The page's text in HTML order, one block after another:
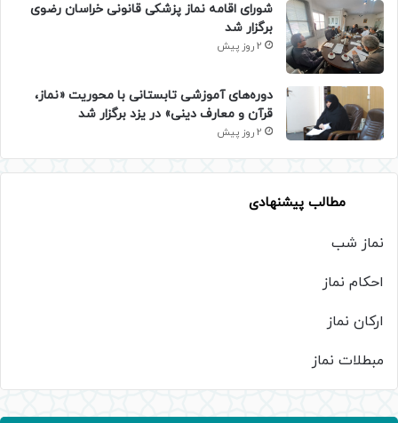
شورای اقامه نماز پزشکی قانونی خراسان رضوی
برگزار شد
2 روز پیش
دوره‌های آموزشی تابستانی با محوریت «نماز،
قرآن و معارف دینی» در یزد برگزار شد
2 روز پیش
مطالب پیشنهادی
نماز شب
احکام نماز
ارکان نماز
مبطلات نماز